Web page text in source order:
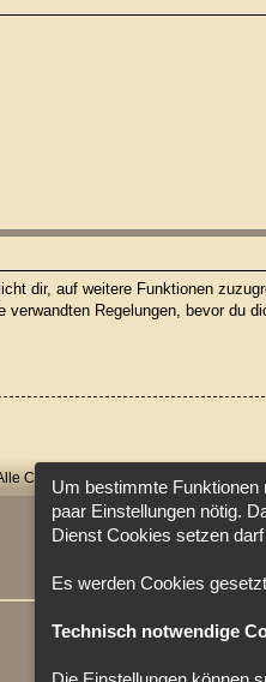
dir, auf weitere Funktionen
Regelungen, bevor du
Cookie-
Cookies löschen
Um bestimmte
paar Einstellungen nötig.
Dienst Cookies setzen
Es werden Cookies
Technisch notwendige